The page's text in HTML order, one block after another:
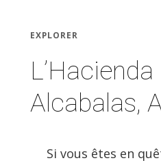
EXPLORER
Alcabalas,
Si vous êtes en